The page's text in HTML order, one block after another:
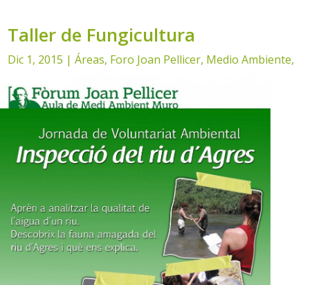
Taller de Fungicultura
Dic 1, 2015 |Áreas, Foro Joan Pellicer, Medio Ambiente,